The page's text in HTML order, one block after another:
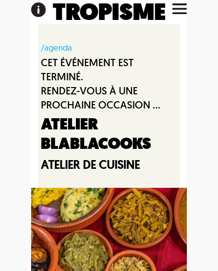
TROPISME
/agenda
CET ÉVÉNEMENT EST
TERMINÉ.
RENDEZ-VOUS À UNE
PROCHAINE OCCASION ...
ATELIER
BLABLACOOKS
ATELIER DE CUISINE